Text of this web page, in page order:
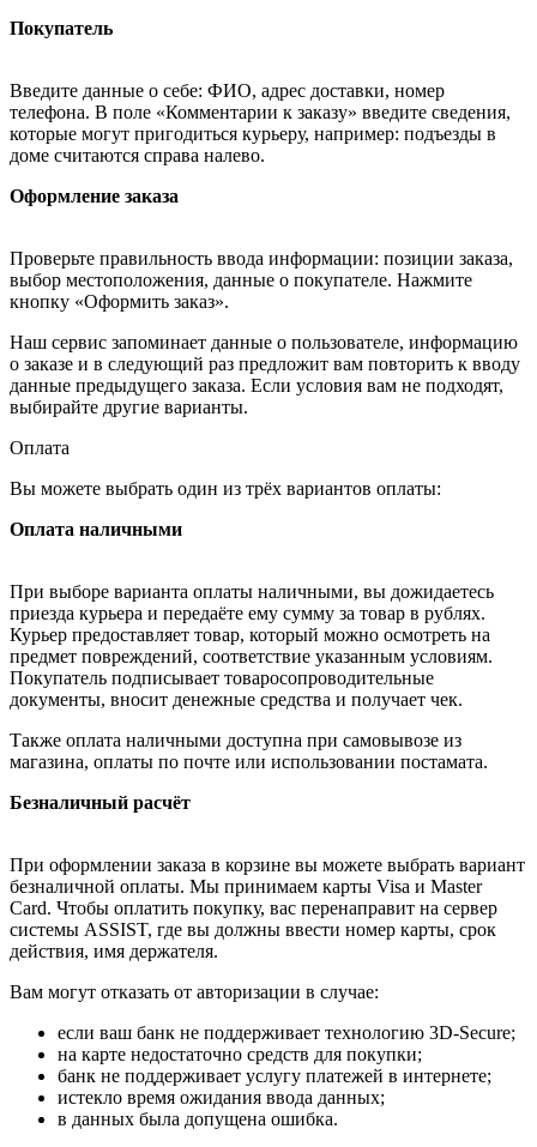
Покупатель
Введите данные о себе: ФИО, адрес доставки, номер
телефона. В поле «Комментарии к заказу» введите сведения,
которые могут пригодиться курьеру, например: подъезды в
доме считаются справа налево.
Оформление заказа
Проверьте правильность ввода информации: позиции заказа,
выбор местоположения, данные о покупателе. Нажмите
кнопку «Оформить заказ».
Наш сервис запоминает данные о пользователе, информацию
о заказе и в следующий раз предложит вам повторить к вводу
данные предыдущего заказа. Если условия вам не подходят,
выбирайте другие варианты.
Оплата
Вы можете выбрать один из трёх вариантов оплаты:
Оплата наличными
При выборе варианта оплаты наличными, вы дожидаетесь
приезда курьера и передаёте ему сумму за товар в рублях.
Курьер предоставляет товар, который можно осмотреть на
предмет повреждений, соответствие указанным условиям.
Покупатель подписывает товаросопроводительные
документы, вносит денежные средства и получает чек.
Также оплата наличными доступна при самовывозе из
магазина, оплаты по почте или использовании постамата.
Безналичный расчёт
При оформлении заказа в корзине вы можете выбрать вариант
безналичной оплаты. Мы принимаем карты Visa и Master
Card. Чтобы оплатить покупку, вас перенаправит на сервер
системы ASSIST, где вы должны ввести номер карты, срок
действия, имя держателя.
Вам могут отказать от авторизации в случае:
если ваш банк не поддерживает технологию 3D-Secure;
на карте недостаточно средств для покупки;
банк не поддерживает услугу платежей в интернете;
истекло время ожидания ввода данных;
в данных была допущена ошибка.